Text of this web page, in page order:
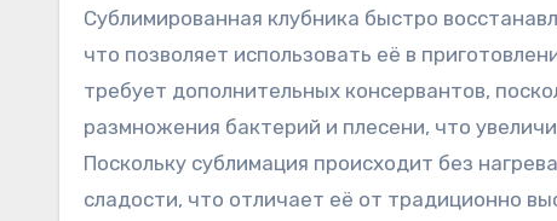
Сублимированная клубника быстро
что позволяет использовать её в
требует дополнительных консервантов,
размножения бактерий и плесени, что
Поскольку сублимация происходит без
сладости, что отличает её от традиционно